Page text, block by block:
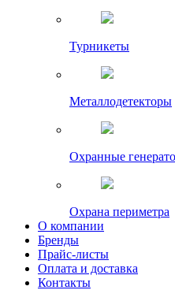
Турникеты
Металлодетекторы
Охранные
Охрана периметра
О компании
Бренды
Прайс-листы
Оплата и доставка
Контакты